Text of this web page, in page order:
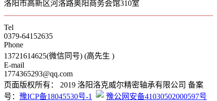
洛阳市高新区河洛路奥阳商务会馆310室
Tel
0379-64152635
Phone
13721614625(微信同号) (高先生 )
E-mail
1774365293@qq.com
页面版权所有： 2019 洛阳洛克威尔精密轴承有限公司 备案
号： 豫ICP备18045530号-1
豫公网安备41030502000597号